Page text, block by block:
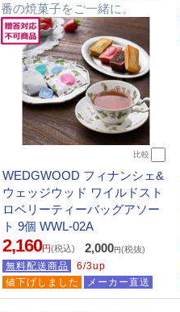
番の焼菓子をご一緒に。
比較
WEDGWOOD フィナンシェ&
ウェッジウッド ワイルドスト
ロベリーティーバッグアソー
ト 9個 WWL-02A
2,160円(税込) 2,000円(税抜)
無料配送商品
6/3up
値下げしました
メーカー直送